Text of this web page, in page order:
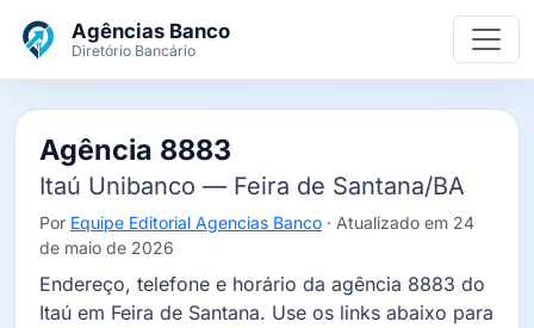
Agências Banco
Diretório Bancário
Agência 8883
Itaú Unibanco — Feira de Santana/BA
Por Equipe Editorial Agencias Banco · Atualizado em 24
de maio de 2026
Endereço, telefone e horário da agência 8883 do
Itaú em Feira de Santana. Use os links abaixo para